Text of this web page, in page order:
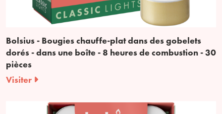
Bolsius - Bougies chauffe-plat dans des gobelets
dorés - dans une boîte - 8 heures de combustion - 30
pièces
Visiter